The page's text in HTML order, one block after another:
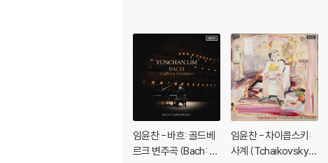
임윤찬 - 바흐: 골드베
르크 변주곡 (Bach: G
임윤찬 - 차이콥스키:
사계 (Tchaikovsky: